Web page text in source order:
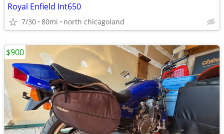
Royal Enfield Int650
7/30 80mi north chicagoland
$900